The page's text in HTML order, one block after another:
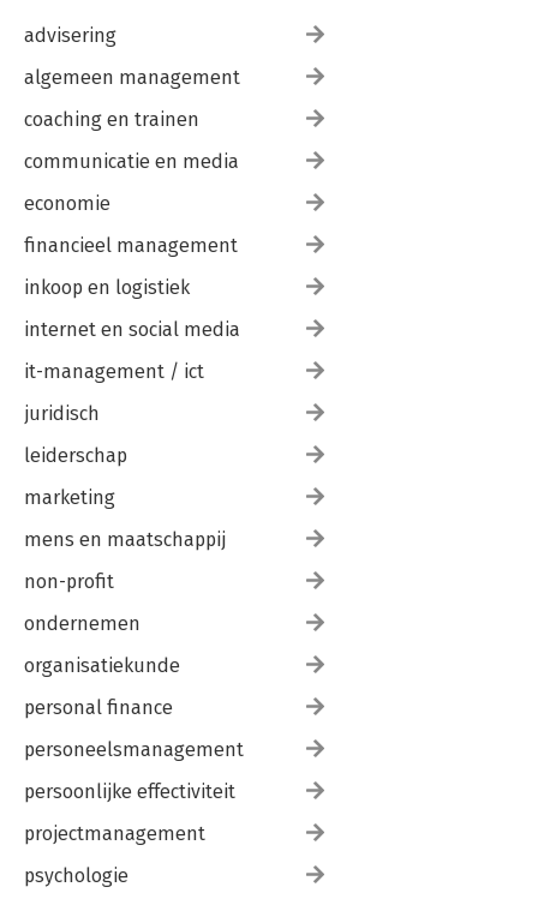
advisering
algemeen management
coaching en trainen
communicatie en media
economie
financieel management
inkoop en logistiek
internet en social media
it-management / ict
juridisch
leiderschap
marketing
mens en maatschappij
non-profit
ondernemen
organisatiekunde
personal finance
personeelsmanagement
persoonlijke effectiviteit
projectmanagement
psychologie